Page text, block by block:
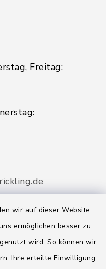
wir auf dieser Website
ermöglichen besser zu
wird. So können wir
Ihre erteilte Einwilligung
Freitag: